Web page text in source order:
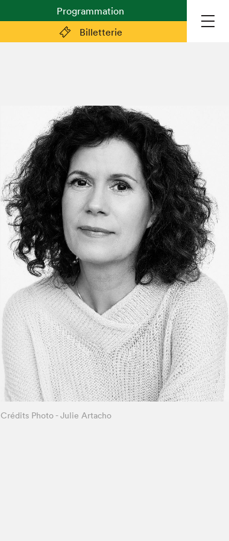
Billetterie
Programmation
Plan du Salon
Planifier sa visite (prix d'entrée,
horaire, info pratiques)
Billetterie: achetez vos billets!
FAQ visiteur·euse·s
Espace professionnel·le·s
Espace enseignant·e·s
Espace médias
Devenir bénévole
Espace exposant·e·s
Le Salon dans la ville, espace
organisateur⋅rice
> SLM Pro
Crédits Photo - Julie Artacho